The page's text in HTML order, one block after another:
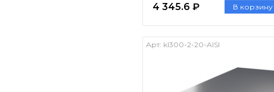
4 345.6 ₽ В корзину
Арт: kl300-2-20-AISI